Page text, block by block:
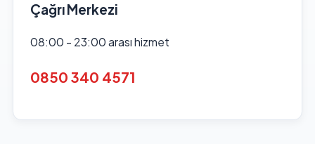
Çağrı Merkezi
08:00 - 23:00 arası hizmet
0850 340 4571